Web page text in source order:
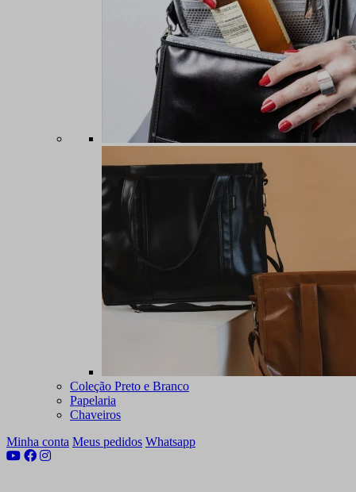
Coleção Preto e Branco
Papelaria
Chaveiros
Minha conta Meus pedidos Whatsapp